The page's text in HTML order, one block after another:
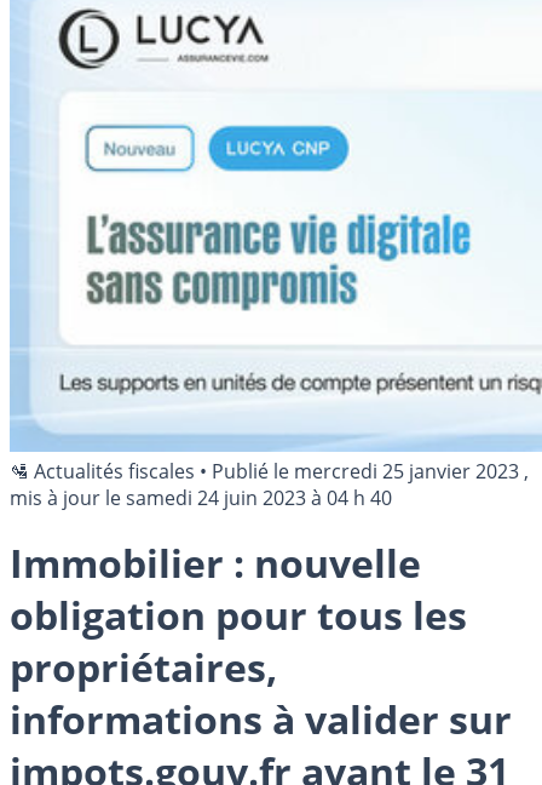
🛂 Actualités fiscales • Publié le mercredi 25 janvier 2023 ,
mis à jour lesamedi 24 juin 2023 à 04 h 40
Immobilier : nouvelle
obligation pour tous les
propriétaires,
informations à valider sur
impots.gouv.fr avant le 31